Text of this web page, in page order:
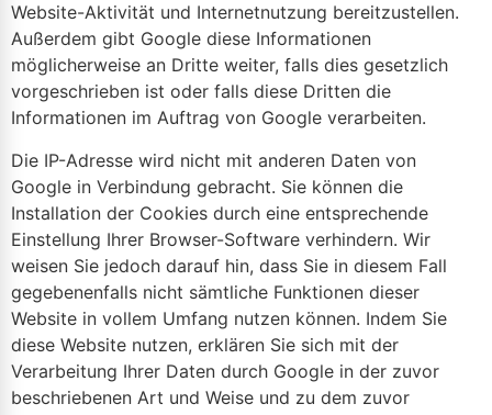
Website-Aktivität und Internetnutzung bereitzustellen.
Außerdem gibt Google diese Informationen
möglicherweise an Dritte weiter, falls dies gesetzlich
vorgeschrieben ist oder falls diese Dritten die
Informationen im Auftrag von Google verarbeiten.
Die IP-Adresse wird nicht mit anderen Daten von
Google in Verbindung gebracht. Sie können die
Installation der Cookies durch eine entsprechende
Einstellung Ihrer Browser-Software verhindern. Wir
weisen Sie jedoch darauf hin, dass Sie in diesem Fall
gegebenenfalls nicht sämtliche Funktionen dieser
Website in vollem Umfang nutzen können. Indem Sie
diese Website nutzen, erklären Sie sich mit der
Verarbeitung Ihrer Daten durch Google in der zuvor
beschriebenen Art und Weise und zu dem zuvor